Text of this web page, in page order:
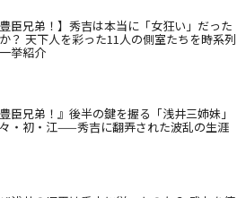
豊臣兄弟！】秀吉は本当に「女狂い」だった
？ 天下人を彩った11人の側室たちを時系列
挙紹介
豊臣兄弟！』後半の鍵を握る「浅井三姉妹」
・初・江——秀吉に翻弄された波乱の生涯